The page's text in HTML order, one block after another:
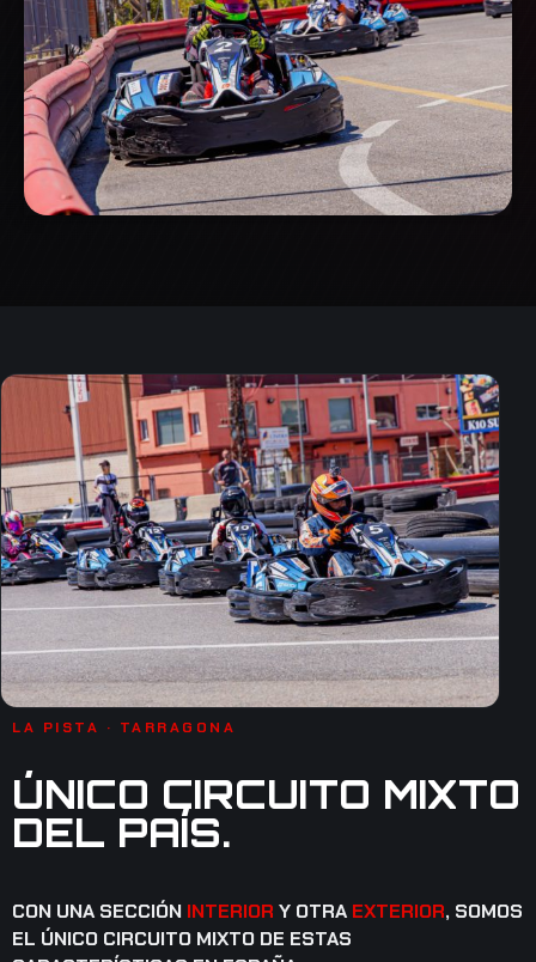
LA PISTA · TARRAGONA
ÚNICO CIRCUITO MIXTO
DEL PAÍS.
CON UNA SECCIÓN INTERIOR Y OTRA EXTERIOR, SOMOS
EL ÚNICO CIRCUITO MIXTO DE ESTAS